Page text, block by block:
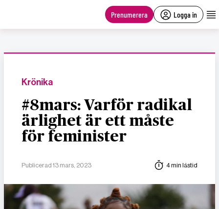
Prenumerera Logga in
Krönika
#8mars: Varför radikal
ärlighet är ett måste
för feminister
Publicerad 13 mars, 2023 4 min lästid